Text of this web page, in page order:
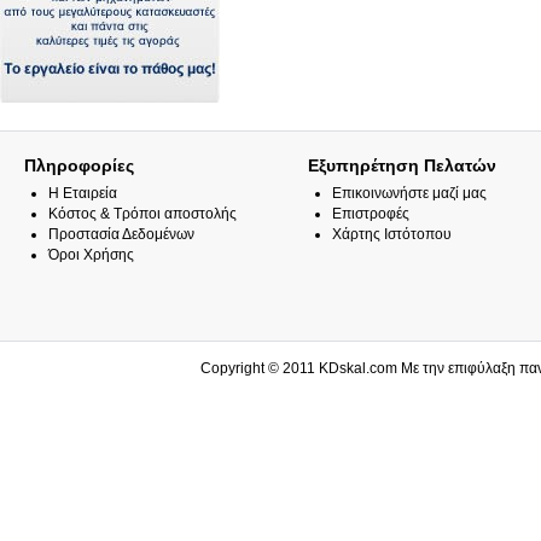
Πληροφορίες
Η Εταιρεία
Κόστος & Τρόποι αποστολής
Προστασία Δεδομένων
Όροι Χρήσης
Εξυπηρέτηση Πελατών
Επικοινωνήστε μαζί μας
Επιστροφές
Χάρτης Ιστότοπου
Copyright © 2011 KDskal.com Με